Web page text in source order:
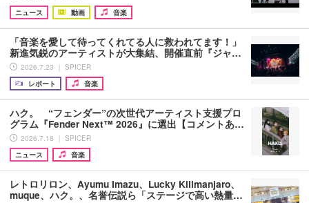
ニュース
動画 音楽
「音楽を愛して待ってくれてる人に救われてます！」
新進気鋭のアーティストが大集結、開催直前『ジャ…
2026.7.23 ｜ SPICER
レポート
音楽
ハク。 “フェンダー”の次世代アーティスト支援プロ
グラム『Fender Next™ 2026』に選出【コメントあ…
2026.7.18 ｜ SPICER
ニュース
音楽
レトロリロン、Ayumu Imazu、Lucky Kilimanjaro、
muque、ハク。、名誉伝説ら「ステージで高い熱量…